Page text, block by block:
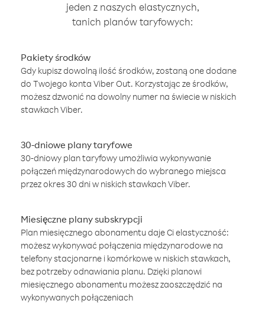
jeden z naszych elastycznych,
tanich planów taryfowych:
Pakiety środków
Gdy kupisz dowolną ilość środków, zostaną one dodane
do Twojego konta Viber Out. Korzystając ze środków,
możesz dzwonić na dowolny numer na świecie w niskich
stawkach Viber.
30-dniowe plany taryfowe
30-dniowy plan taryfowy umożliwia wykonywanie
połączeń międzynarodowych do wybranego miejsca
przez okres 30 dni w niskich stawkach Viber.
Miesięczne plany subskrypcji
Plan miesięcznego abonamentu daje Ci elastyczność:
możesz wykonywać połączenia międzynarodowe na
telefony stacjonarne i komórkowe w niskich stawkach,
bez potrzeby odnawiania planu. Dzięki planowi
miesięcznego abonamentu możesz zaoszczędzić na
wykonywanych połączeniach